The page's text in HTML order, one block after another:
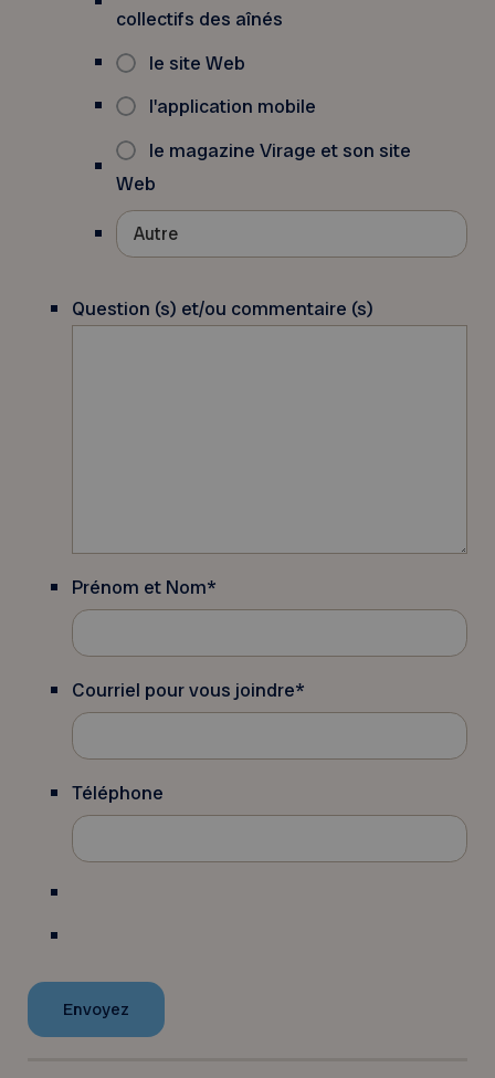
collectifs des aînés
le site Web
l'application mobile
le magazine Virage et son site
Web
Question (s) et/ou commentaire (s)
Prénom et Nom*
Courriel pour vous joindre*
Téléphone